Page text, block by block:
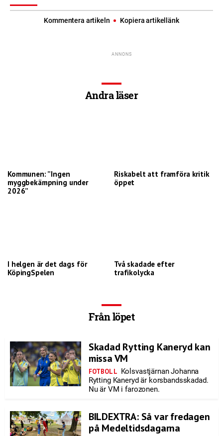
Kommentera artikeln Kopiera artikellänk
Andra läser
Kommunen: ”Ingen
myggbekämpning under
2026”
Riskabelt att framföra kritik
öppet
I helgen är det dags för
KöpingSpelen
Två skadade efter
trafikolycka
Från löpet
Skadad Rytting Kaneryd kan
missa VM
FOTBOLL Kolsvastjärnan Johanna
Rytting Kaneryd är korsbandsskadad.
Nu är VM i farozonen.
BILDEXTRA: Så var fredagen
på Medeltidsdagarna